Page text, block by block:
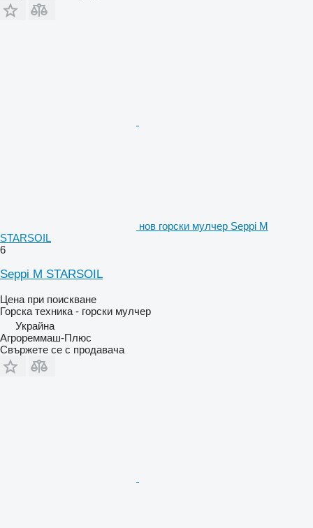
нов горски мулчер Seppi M
STARSOIL
6
Seppi M STARSOIL
Цена при поискване
Горска техника - горски мулчер
Украйна
Агрореммаш-Плюс
Свържете се с продавача